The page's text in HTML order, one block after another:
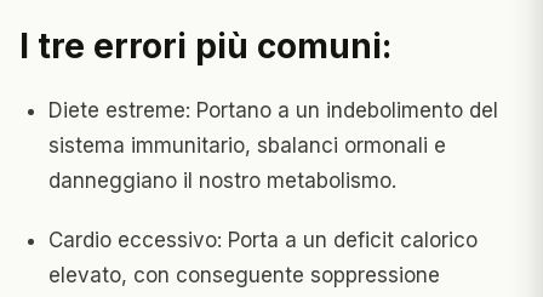
I tre errori più comuni:
Diete estreme: Portano a un indebolimento del
sistema immunitario, sbalanci ormonali e
danneggiano il nostro metabolismo.
Cardio eccessivo: Porta a un deficit calorico
elevato, con conseguente soppressione